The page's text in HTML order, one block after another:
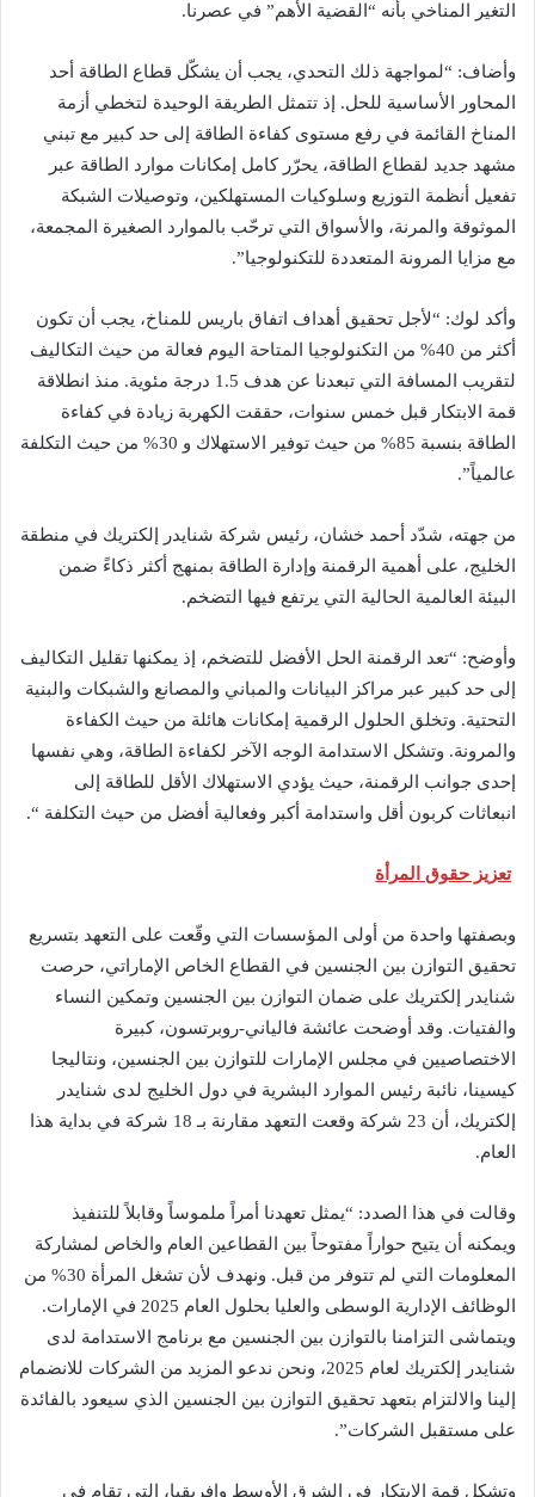
التغير المناخي بأنه “القضية الأهم” في عصرنا.
وأضاف: “لمواجهة ذلك التحدي، يجب أن يشكّل قطاع الطاقة أحد
المحاور الأساسية للحل. إذ تتمثل الطريقة الوحيدة لتخطي أزمة
المناخ القائمة في رفع مستوى كفاءة الطاقة إلى حد كبير مع تبني
مشهد جديد لقطاع الطاقة، يحرّر كامل إمكانات موارد الطاقة عبر
تفعيل أنظمة التوزيع وسلوكيات المستهلكين، وتوصيلات الشبكة
الموثوقة والمرنة، والأسواق التي ترحّب بالموارد الصغيرة المجمعة،
مع مزايا المرونة المتعددة للتكنولوجيا”.
وأكد لوك: “لأجل تحقيق أهداف اتفاق باريس للمناخ، يجب أن تكون
أكثر من 40% من التكنولوجيا المتاحة اليوم فعالة من حيث التكاليف
لتقريب المسافة التي تبعدنا عن هدف 1.5 درجة مئوية. منذ انطلاقة
قمة الابتكار قبل خمس سنوات، حققت الكهربة زيادة في كفاءة
الطاقة بنسبة 85% من حيث توفير الاستهلاك و 30% من حيث التكلفة
عالمياً”.
من جهته، شدّد أحمد خشان، رئيس شركة شنايدر إلكتريك في منطقة
الخليج، على أهمية الرقمنة وإدارة الطاقة بمنهج أكثر ذكاءً ضمن
البيئة العالمية الحالية التي يرتفع فيها التضخم.
وأوضح: “تعد الرقمنة الحل الأفضل للتضخم، إذ يمكنها تقليل التكاليف
إلى حد كبير عبر مراكز البيانات والمباني والمصانع والشبكات والبنية
التحتية. وتخلق الحلول الرقمية إمكانات هائلة من حيث الكفاءة
والمرونة. وتشكل الاستدامة الوجه الآخر لكفاءة الطاقة، وهي نفسها
إحدى جوانب الرقمنة، حيث يؤدي الاستهلاك الأقل للطاقة إلى
انبعاثات كربون أقل واستدامة أكبر وفعالية أفضل من حيث التكلفة “.
تعزيز حقوق المرأة
وبصفتها واحدة من أولى المؤسسات التي وقّعت على التعهد بتسريع
تحقيق التوازن بين الجنسين في القطاع الخاص الإماراتي، حرصت
شنايدر إلكتريك على ضمان التوازن بين الجنسين وتمكين النساء
والفتيات. وقد أوضحت عائشة فالياني-روبرتسون، كبيرة
الاختصاصيين في مجلس الإمارات للتوازن بين الجنسين، ونتاليجا
كيسينا، نائبة رئيس الموارد البشرية في دول الخليج لدى شنايدر
إلكتريك، أن 23 شركة وقعت التعهد مقارنة بـ 18 شركة في بداية هذا
العام.
وقالت في هذا الصدد: “يمثل تعهدنا أمراً ملموساً وقابلاً للتنفيذ
ويمكنه أن يتيح حواراً مفتوحاً بين القطاعين العام والخاص لمشاركة
المعلومات التي لم تتوفر من قبل. ونهدف لأن تشغل المرأة 30% من
الوظائف الإدارية الوسطى والعليا بحلول العام 2025 في الإمارات.
ويتماشى التزامنا بالتوازن بين الجنسين مع برنامج الاستدامة لدى
شنايدر إلكتريك لعام 2025، ونحن ندعو المزيد من الشركات للانضمام
إلينا والالتزام بتعهد تحقيق التوازن بين الجنسين الذي سيعود بالفائدة
على مستقبل الشركات”.
وتشكل قمة الابتكار في الشرق الأوسط وإفريقيا، التي تقام في